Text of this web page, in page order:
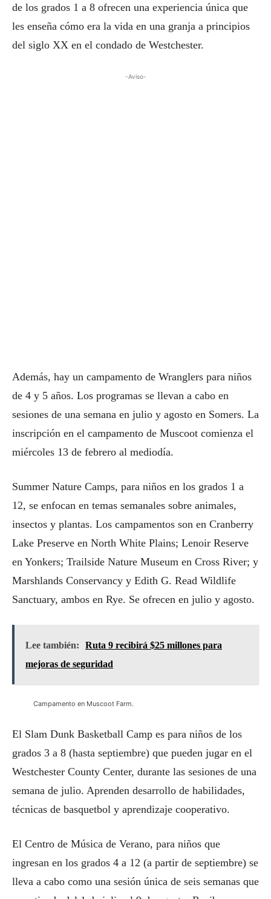
de los grados 1 a 8 ofrecen una experiencia única que
les enseña cómo era la vida en una granja a principios
del siglo XX en el condado de Westchester.
-Aviso-
Además, hay un campamento de Wranglers para niños
de 4 y 5 años. Los programas se llevan a cabo en
sesiones de una semana en julio y agosto en Somers. La
inscripción en el campamento de Muscoot comienza el
miércoles 13 de febrero al mediodía.
Summer Nature Camps, para niños en los grados 1 a
12, se enfocan en temas semanales sobre animales,
insectos y plantas. Los campamentos son en Cranberry
Lake Preserve en North White Plains; Lenoir Reserve
en Yonkers; Trailside Nature Museum en Cross River; y
Marshlands Conservancy y Edith G. Read Wildlife
Sanctuary, ambos en Rye. Se ofrecen en julio y agosto.
Lee también:
Ruta 9 recibirá $25 millones para
mejoras de seguridad
Campamento en Muscoot Farm.
El Slam Dunk Basketball Camp es para niños de los
grados 3 a 8 (hasta septiembre) que pueden jugar en el
Westchester County Center, durante las sesiones de una
semana de julio. Aprenden desarrollo de habilidades,
técnicas de basquetbol y aprendizaje cooperativo.
El Centro de Música de Verano, para niños que
ingresan en los grados 4 a 12 (a partir de septiembre) se
lleva a cabo como una sesión única de seis semanas que